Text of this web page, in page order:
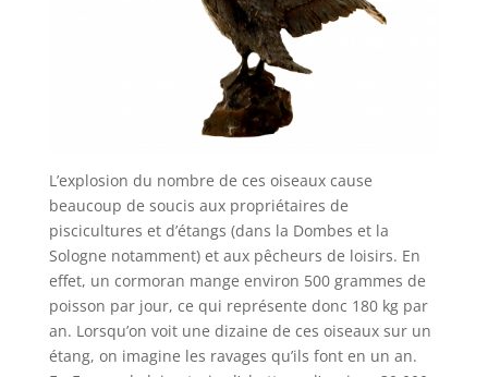
L’explosion du nombre de ces oiseaux cause
beaucoup de soucis aux propriétaires de
piscicultures et d’étangs (dans la Dombes et la
Sologne notamment) et aux pêcheurs de loisirs. En
effet, un cormoran mange environ 500 grammes de
poisson par jour, ce qui représente donc 180 kg par
an. Lorsqu’on voit une dizaine de ces oiseaux sur un
étang, on imagine les ravages qu’ils font en un an.